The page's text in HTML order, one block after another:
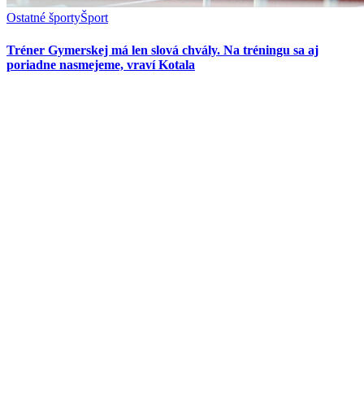
Ostatné športyŠport
Tréner Gymerskej má len slová chvály. Na tréningu sa aj
poriadne nasmejeme, vraví Kotala